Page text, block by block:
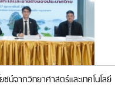
น์จากวิทยาศาสตร์และเทคโนโลยี